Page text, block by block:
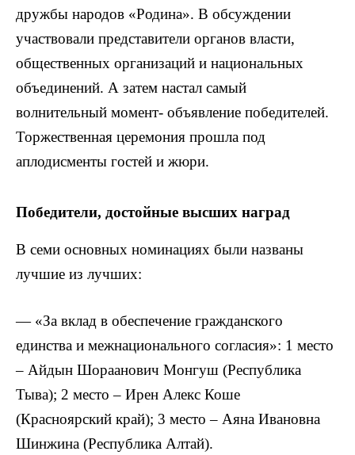
дружбы народов «Родина». В обсуждении
участвовали представители органов власти,
общественных организаций и национальных
объединений. А затем настал самый
волнительный момент- объявление победителей.
Торжественная церемония прошла под
аплодисменты гостей и жюри.
Победители, достойные высших наград
В семи основных номинациях были названы
лучшие из лучших:
— «За вклад в обеспечение гражданского
единства и межнационального согласия»: 1 место
– Айдын Шораанович Монгуш (Республика
Тыва); 2 место – Ирен Алекс Коше
(Красноярский край); 3 место – Аяна Ивановна
Шинжина (Республика Алтай).